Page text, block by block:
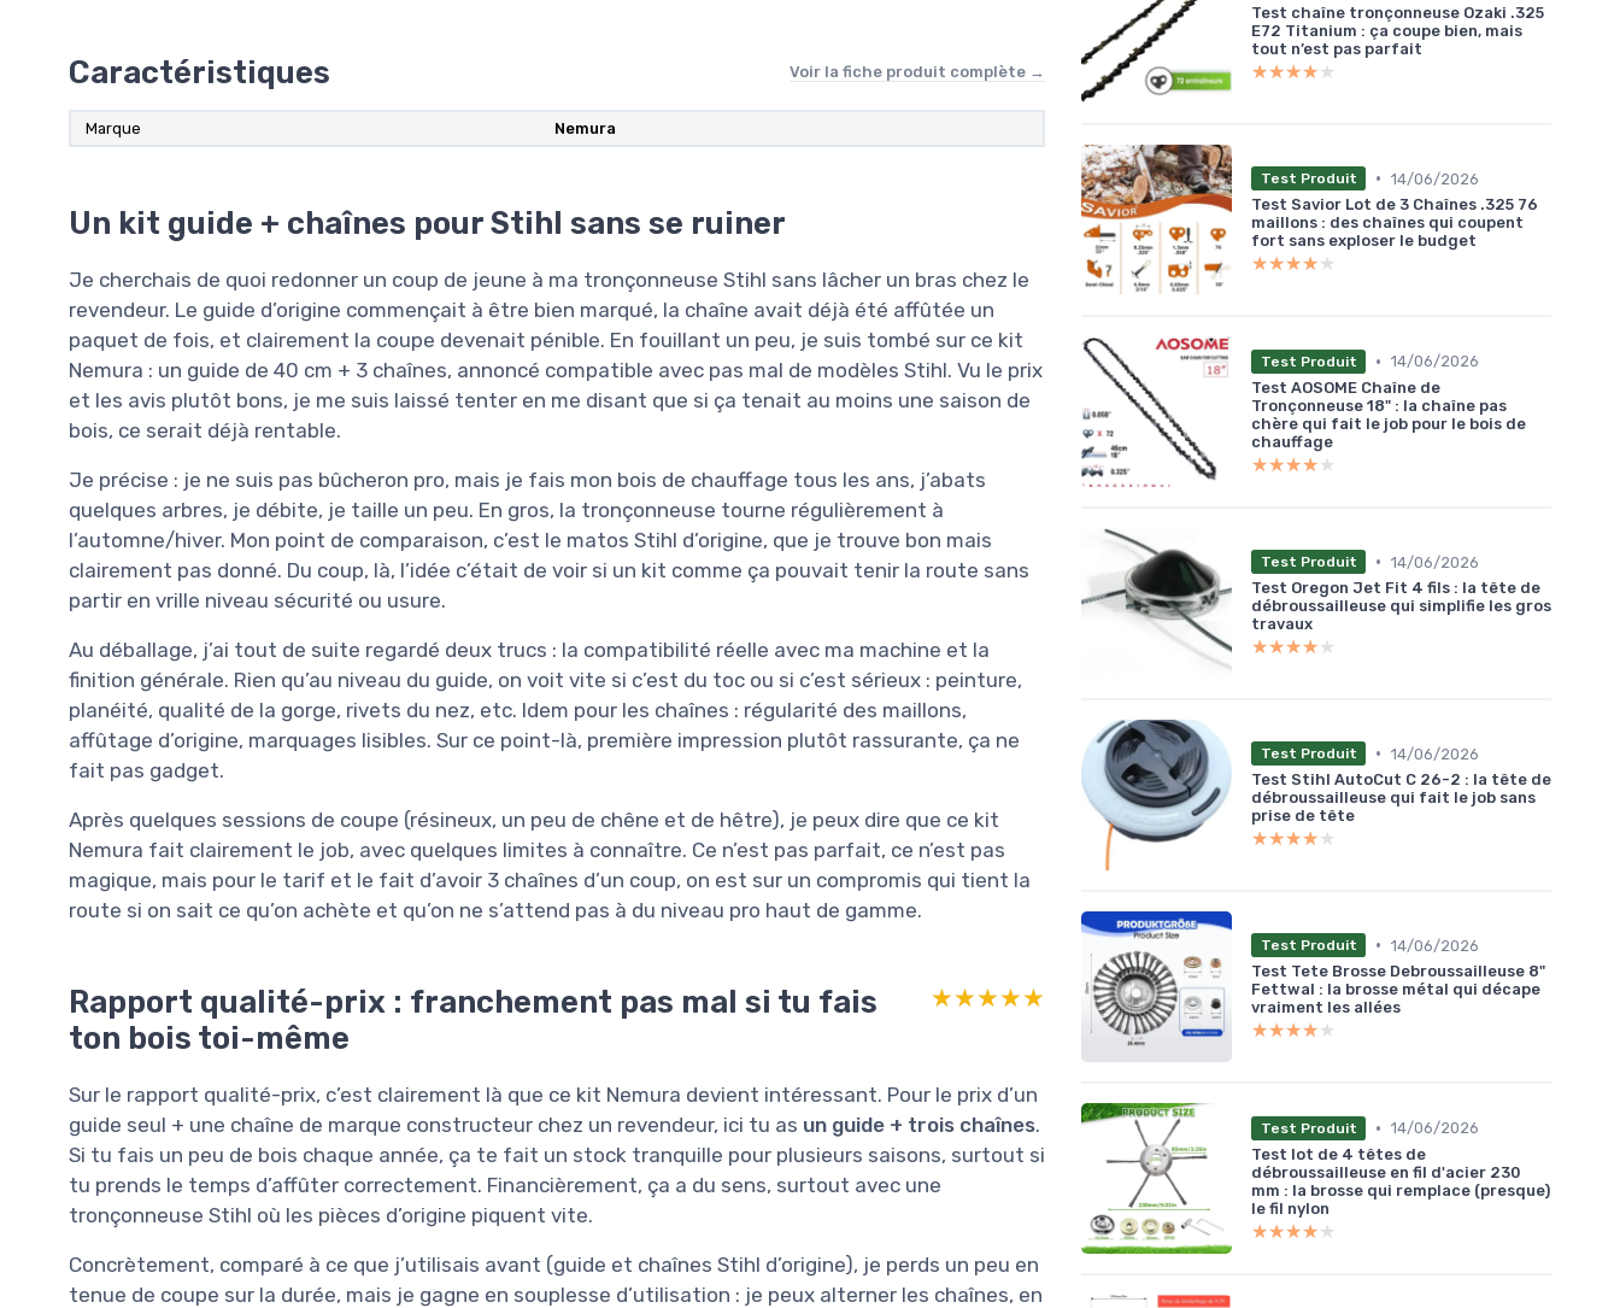
Caractéristiques Voir la fiche produit complète →
Marque Nemura
Un kit guide + chaînes pour Stihl sans se ruiner
Je cherchais de quoi redonner un coup de jeune à ma tronçonneuse Stihl sans lâcher un bras chez le
revendeur. Le guide d’origine commençait à être bien marqué, la chaîne avait déjà été affûtée un
paquet de fois, et clairement la coupe devenait pénible. En fouillant un peu, je suis tombé sur ce kit
Nemura : un guide de 40 cm + 3 chaînes, annoncé compatible avec pas mal de modèles Stihl. Vu le prix
et les avis plutôt bons, je me suis laissé tenter en me disant que si ça tenait au moins une saison de
bois, ce serait déjà rentable.
Je précise : je ne suis pas bûcheron pro, mais je fais mon bois de chauffage tous les ans, j’abats
quelques arbres, je débite, je taille un peu. En gros, la tronçonneuse tourne régulièrement à
l’automne/hiver. Mon point de comparaison, c’est le matos Stihl d’origine, que je trouve bon mais
clairement pas donné. Du coup, là, l’idée c’était de voir si un kit comme ça pouvait tenir la route sans
partir en vrille niveau sécurité ou usure.
Au déballage, j’ai tout de suite regardé deux trucs : la compatibilité réelle avec ma machine et la
finition générale. Rien qu’au niveau du guide, on voit vite si c’est du toc ou si c’est sérieux : peinture,
planéité, qualité de la gorge, rivets du nez, etc. Idem pour les chaînes : régularité des maillons,
affûtage d’origine, marquages lisibles. Sur ce point-là, première impression plutôt rassurante, ça ne
fait pas gadget.
Après quelques sessions de coupe (résineux, un peu de chêne et de hêtre), je peux dire que ce kit
Nemura fait clairement le job, avec quelques limites à connaître. Ce n’est pas parfait, ce n’est pas
magique, mais pour le tarif et le fait d’avoir 3 chaînes d’un coup, on est sur un compromis qui tient la
route si on sait ce qu’on achète et qu’on ne s’attend pas à du niveau pro haut de gamme.
Rapport qualité-prix : franchement pas mal si tu fais
ton bois toi-même
★★★★★
★★★★★
Sur le rapport qualité-prix, c’est clairement là que ce kit Nemura devient intéressant. Pour le prix d’un
guide seul + une chaîne de marque constructeur chez un revendeur, ici tu as un guide + trois chaînes.
Si tu fais un peu de bois chaque année, ça te fait un stock tranquille pour plusieurs saisons, surtout si
tu prends le temps d’affûter correctement. Financièrement, ça a du sens, surtout avec une
tronçonneuse Stihl où les pièces d’origine piquent vite.
Concrètement, comparé à ce que j’utilisais avant (guide et chaînes Stihl d’origine), je perds un peu en
tenue de coupe sur la durée, mais je gagne en souplesse d’utilisation : je peux alterner les chaînes, en
Test chaîne tronçonneuse Ozaki .325
E72 Titanium : ça coupe bien, mais
tout n’est pas parfait
★★★★★
★★★★★
Test Produit • 14/06/2026
Test Savior Lot de 3 Chaînes .325 76
maillons : des chaînes qui coupent
fort sans exploser le budget
★★★★★
★★★★★
Test Produit • 14/06/2026
Test AOSOME Chaîne de
Tronçonneuse 18" : la chaîne pas
chère qui fait le job pour le bois de
chauffage
★★★★★
★★★★★
Test Produit • 14/06/2026
Test Oregon Jet Fit 4 fils : la tête de
débroussailleuse qui simplifie les gros
travaux
★★★★★
★★★★★
Test Produit • 14/06/2026
Test Stihl AutoCut C 26-2 : la tête de
débroussailleuse qui fait le job sans
prise de tête
★★★★★
★★★★★
Test Produit • 14/06/2026
Test Tete Brosse Debroussailleuse 8"
Fettwal : la brosse métal qui décape
vraiment les allées
★★★★★
★★★★★
Test Produit • 14/06/2026
Test lot de 4 têtes de
débroussailleuse en fil d'acier 230
mm : la brosse qui remplace (presque)
le fil nylon
★★★★★
★★★★★